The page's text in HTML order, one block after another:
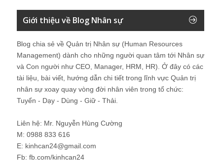
Giới thiệu về Blog Nhân sự
Blog chia sẻ về Quản trị Nhân sự (Human Resources
Management) dành cho những người quan tâm tới Nhân sự
và Con người như CEO, Manager, HRM, HR). Ở đây có các
tài liệu, bài viết, hướng dẫn chi tiết trong lĩnh vực Quản trị
nhân sự xoay quay vòng đời nhân viên trong tổ chức:
Tuyển - Dạy - Dùng - Giữ - Thải.
Liên hệ: Mr. Nguyễn Hùng Cường
M: 0988 833 616
E: kinhcan24@gmail.com
Fb: fb.com/kinhcan24